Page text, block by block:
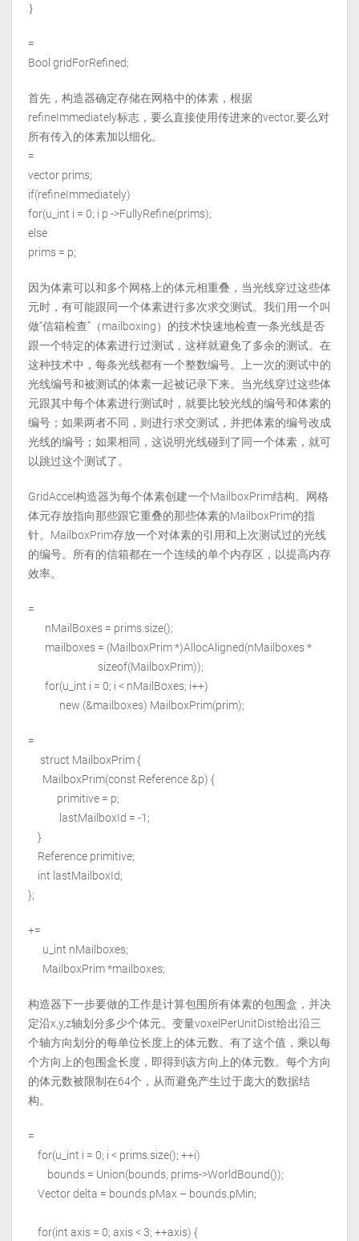
｝
=
Bool gridForRefined;
首先，构造器确定存储在网格中的体素，根据
refineImmediately标志，要么直接使用传进来的vector,要么对
所有传入的体素加以细化。
=
vector prims;
if(refineImmediately)
for(u_int i = 0; i p ->FullyRefine(prims);
else
prims = p;
因为体素可以和多个网格上的体元相重叠，当光线穿过这些体
元时，有可能跟同一个体素进行多次求交测试。我们用一个叫
做“信箱检查”（mailboxing）的技术快速地检查一条光线是否
跟一个特定的体素进行过测试，这样就避免了多余的测试。在
这种技术中，每条光线都有一个整数编号。上一次的测试中的
光线编号和被测试的体素一起被记录下来。当光线穿过这些体
元跟其中每个体素进行测试时，就要比较光线的编号和体素的
编号；如果两者不同，则进行求交测试，并把体素的编号改成
光线的编号；如果相同，这说明光线碰到了同一个体素，就可
以跳过这个测试了。
GridAccel构造器为每个体素创建一个MailboxPrim结构。网格
体元存放指向那些跟它重叠的那些体素的MailboxPrim的指
针。MailboxPrim存放一个对体素的引用和上次测试过的光线
的编号。所有的信箱都在一个连续的单个内存区，以提高内存
效率。
=
nMailBoxes = prims.size();
mailboxes = (MailboxPrim *)AllocAligned(nMailboxes *
sizeof(MailboxPrim));
for(u_int i = 0; i < nMailBoxes; i++)
new (&mailboxes) MailboxPrim(prim);
=
struct MailboxPrim {
MailboxPrim(const Reference&p) {
primitive = p;
lastMailboxId = -1;
}
Reference primitive;
int lastMailboxId;
};
+=
u_int nMailboxes;
MailboxPrim *mailboxes;
构造器下一步要做的工作是计算包围所有体素的包围盒，并决
定沿x,y,z轴划分多少个体元。变量voxelPerUnitDist给出沿三
个轴方向划分的每单位长度上的体元数。有了这个值，乘以每
个方向上的包围盒长度，即得到该方向上的体元数。每个方向
的体元数被限制在64个，从而避免产生过于庞大的数据结
构。
=
for(u_int i = 0; i < prims.size(); ++i)
bounds = Union(bounds, prims->WorldBound());
Vector delta = bounds.pMax – bounds.pMin;
for(int axis = 0; axis < 3; ++axis) {